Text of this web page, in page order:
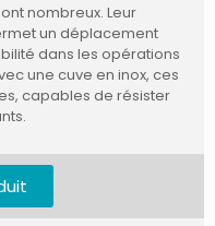
nombreux. Leur
un déplacement
dans les opérations
une cuve en inox, ces
capables de résister